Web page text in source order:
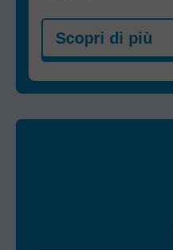
Scopri di più